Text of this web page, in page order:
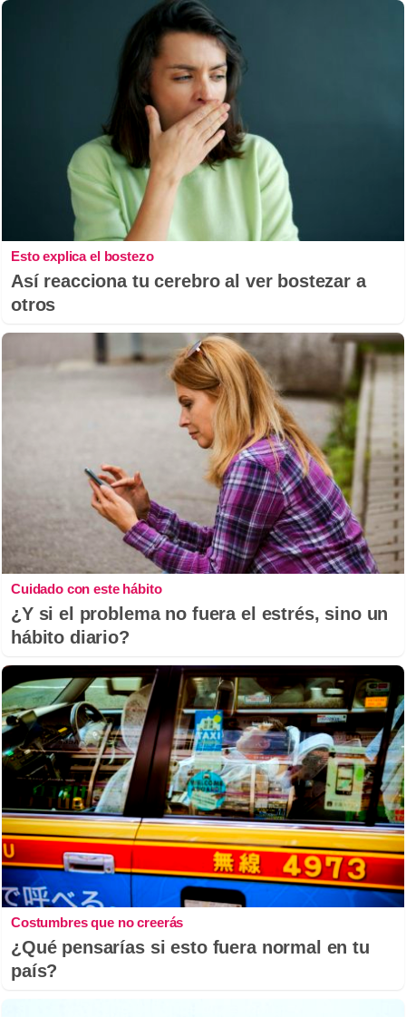
Esto explica el bostezo
Así reacciona tu cerebro al ver bostezar a
otros
Cuidado con este hábito
¿Y si el problema no fuera el estrés, sino un
hábito diario?
Costumbres que no creerás
¿Qué pensarías si esto fuera normal en tu
país?